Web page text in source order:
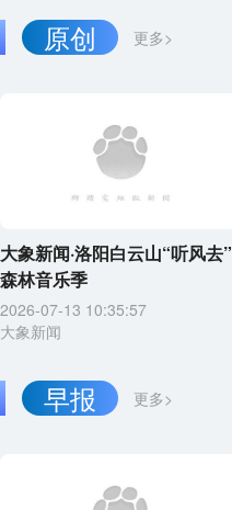
更多>
原创
大象新闻·洛阳白云山“听风去”
森林音乐季
2026-07-13 10:35:57
大象新闻
更多>
早报